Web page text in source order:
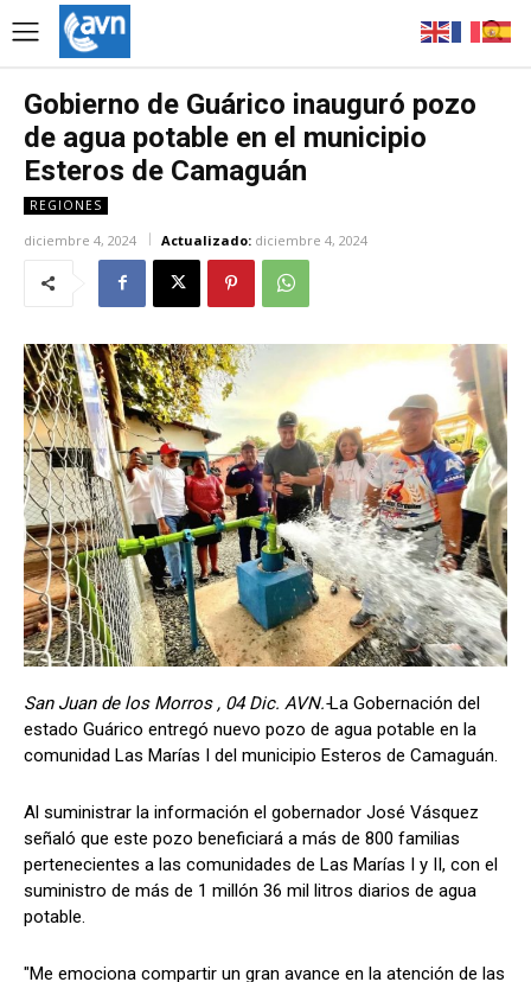
Gobierno de Guárico inauguró pozo
de agua potable en el municipio
Esteros de Camaguán
REGIONES
diciembre 4, 2024 Actualizado: diciembre 4, 2024
San Juan de los Morros , 04 Dic. AVN.-La Gobernación del
estado Guárico entregó nuevo pozo de agua potable en la
comunidad Las Marías I del municipio Esteros de Camaguán.
Al suministrar la información el gobernador José Vásquez
señaló que este pozo beneficiará a más de 800 familias
pertenecientes a las comunidades de Las Marías I y II, con el
suministro de más de 1 millón 36 mil litros diarios de agua
potable.
"Me emociona compartir un gran avance en la atención de las